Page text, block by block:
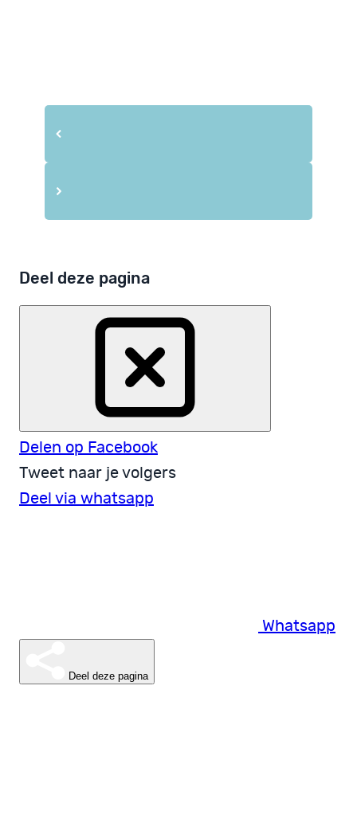
Deel deze pagina
Delen op Facebook
Tweet naar je volgers
Deel via whatsapp
Whatsapp
Deel deze pagina